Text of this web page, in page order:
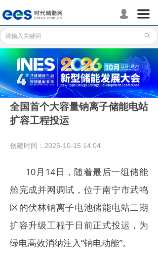
끀
首页
储能分会
储能政策
储能应用
储能技术
标准体系
行业动态
企业动态
国际储能
数据统计
电力市场
넙
ꄙ
全国首个大容量钠离子储能电站
扩容工程投运
10月14日，随着最后一组储能
舱完成并网调试，位于南宁市武鸣
区的伏林钠离子电池储能电站二期
扩容升级工程于日前正式投运，为
绿电高效消纳注入“钠电动能”。
创建时间： 2025-10-15 14:04